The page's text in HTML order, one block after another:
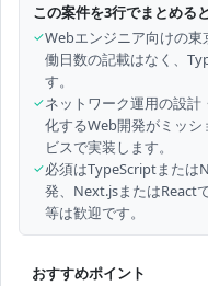
この案件を3行でまとめると
✓Webエンジニア向けの
働日数の記載はなく、
す。
✓ネットワーク運用の設
化するWeb開発がミッ
ビスで実装します。
✓必須はTypeScriptまたは
発、Next.jsまたはReact
等は歓迎です。
おすすめポイント